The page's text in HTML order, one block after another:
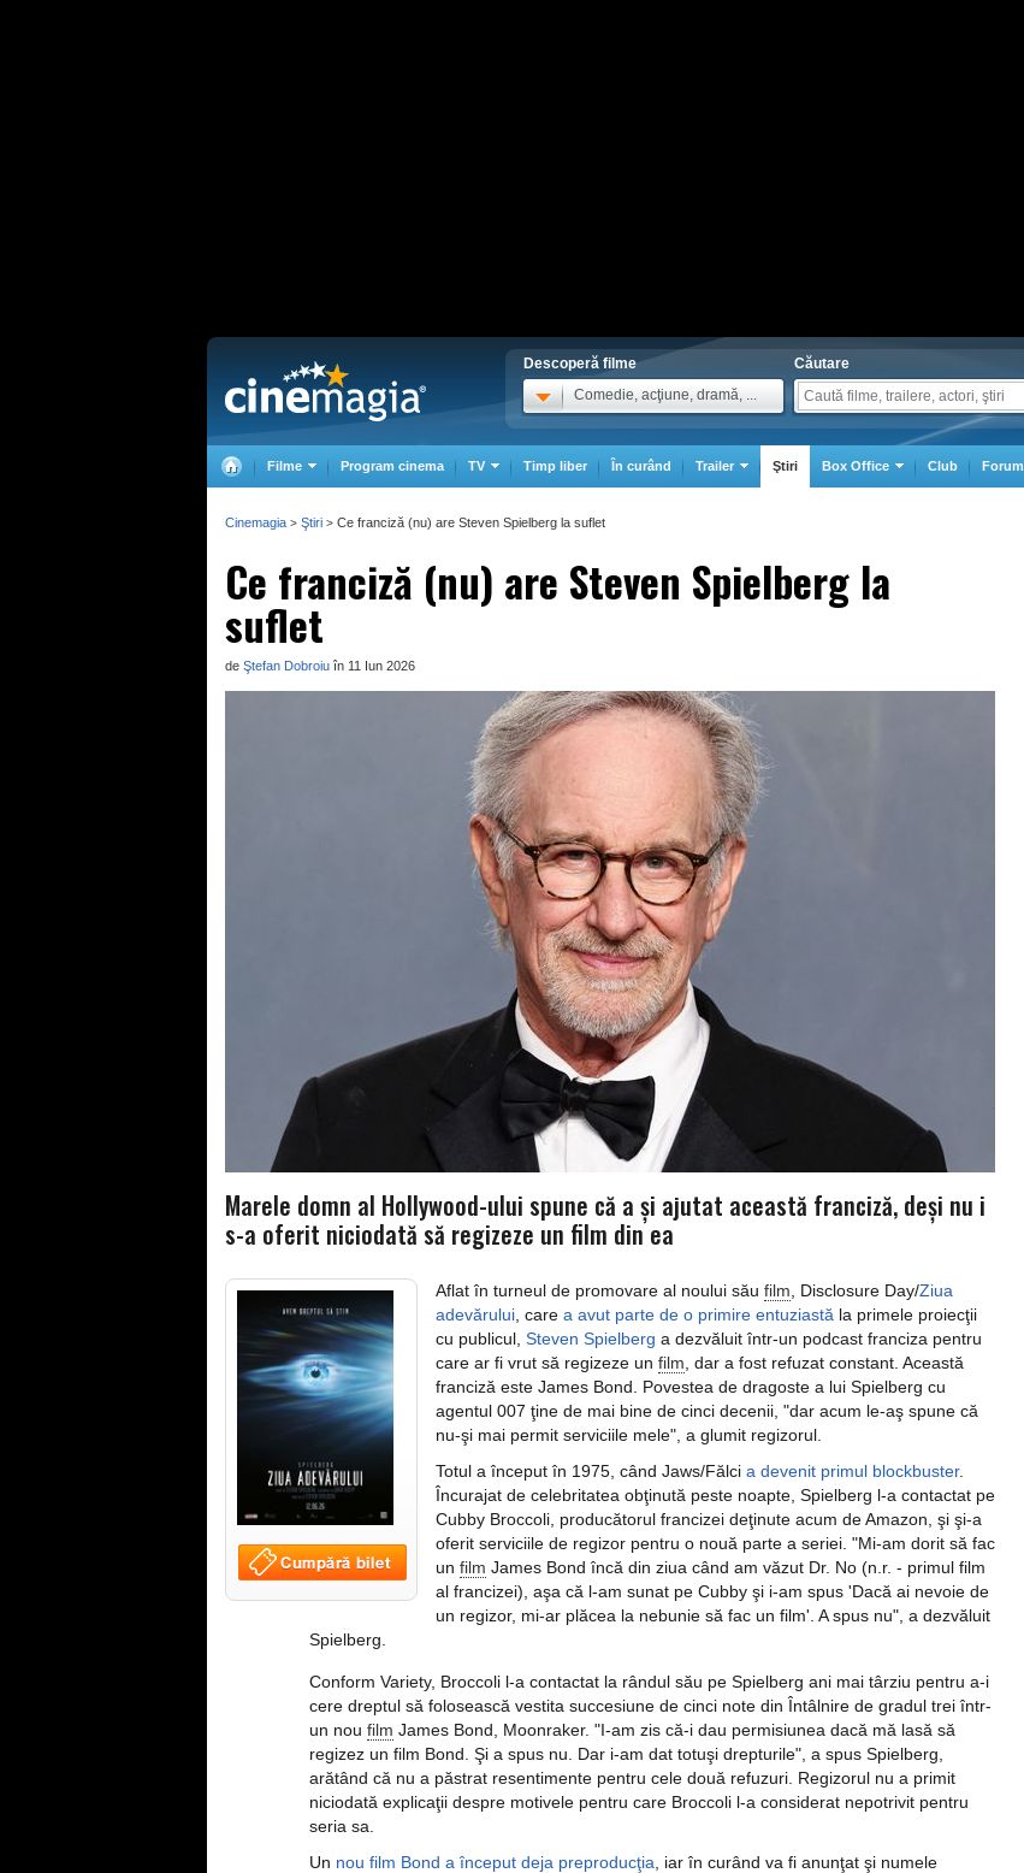
Descoperă filme
Comedie, acţiune, dramă, ...
Căutare
Filme Program cinema TV Timp liber În curând Trailer Ştiri Box Office Club Forum
Ce franciză (nu) are Steven Spielberg la
suflet
de Ştefan Dobroiu în 11 Iun 2026
Marele domn al Hollywood-ului spune că a şi ajutat această franciză, deşi nu i
s-a oferit niciodată să regizeze un film din ea
Aflat în turneul de promovare al noului său film , Disclosure Day/Ziua
adevărului , care a avut parte de o primire entuziastă la primele proiecţii
cu publicul, Steven Spielberg a dezvăluit într-un podcast franciza pentru
care ar fi vrut să regizeze un film , dar a fost refuzat constant. Această
franciză este James Bond. Povestea de dragoste a lui Spielberg cu
agentul 007 ţine de mai bine de cinci decenii, "dar acum le-aş spune că
nu-şi mai permit serviciile mele", a glumit regizorul.
Totul a început în 1975, când Jaws/Fălci a devenit primul blockbuster.
Încurajat de celebritatea obţinută peste noapte, Spielberg l-a contactat pe
Cubby Broccoli, producătorul francizei deţinute acum de Amazon, şi şi-a
oferit serviciile de regizor pentru o nouă parte a seriei. "Mi-am dorit să fac
un film James Bond încă din ziua când am văzut Dr. No (n.r. - primul film
al francizei), aşa că l-am sunat pe Cubby şi i-am spus 'Dacă ai nevoie de
un regizor, mi-ar plăcea la nebunie să fac un film'. A spus nu", a dezvăluit
Spielberg.
Conform Variety, Broccoli l-a contactat la rândul său pe Spielberg ani mai târziu pentru a-i
cere dreptul să folosească vestita succesiune de cinci note din Întâlnire de gradul trei într-
un nou film James Bond, Moonraker. "I-am zis că-i dau permisiunea dacă mă lasă să
regizez un film Bond. Şi a spus nu. Dar i-am dat totuşi drepturile", a spus Spielberg,
arătând că nu a păstrat resentimente pentru cele două refuzuri. Regizorul nu a primit
niciodată explicaţii despre motivele pentru care Broccoli l-a considerat nepotrivit pentru
seria sa.
Un nou film Bond a început deja preproducţia , iar în curând va fi anunţat şi numele
Cinemagia > Ştiri > Ce franciză (nu) are Steven Spielberg la suflet